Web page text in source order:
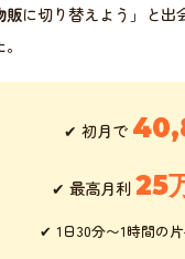
販に切り替えよう」と出
✔ 初月で
✔ 最高月利25
✔ 1日30分〜1時間の